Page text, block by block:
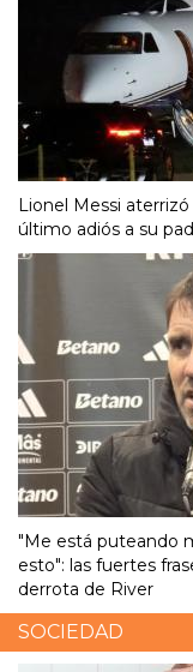
Lionel Messi
último adiós a su
"Me está puteando
esto": las fuertes
derrota de River
SOCIEDAD